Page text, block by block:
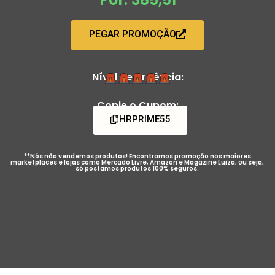
PEGAR PROMOÇÃO
Nível de Urgência:
Copie o Cupom:
HRPRIME55
**Nós não vendemos produtos! Encontramos promoção nos maiores
marketplaces e lojas como Mercado Livre, Amazon e Magazine Luiza, ou seja,
só postamos produtos 100% seguros.